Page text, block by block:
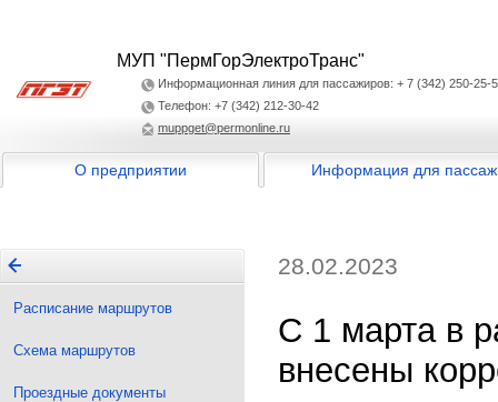
МУП "ПермГорЭлектроТранс"
Информационная линия для пассажиров: + 7 (342) 250-25-
Телефон: +7 (342) 212-30-42
muppget@permonline.ru
О предприятии Информация для
Расписание маршрутов
Схема маршрутов
Проездные документы
28.02.2023
С 1 марта в
внесены